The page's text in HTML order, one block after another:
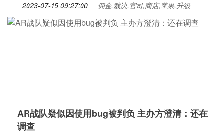
2023-07-15 09:27:00 佣金,裁决,官司,商店,苹果,升级
AR战队疑似因使用bug被判负 主办方澄清：还在
调查